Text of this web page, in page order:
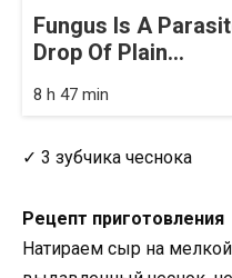
Fungus Is A
Drop Of Plain...
8 h 47 min
✓ 3 зубчика чеснока
Рецепт приготовления
Натираем сыр на